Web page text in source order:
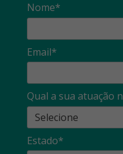
Nome*
Email*
Qual a sua atuação
Estado*